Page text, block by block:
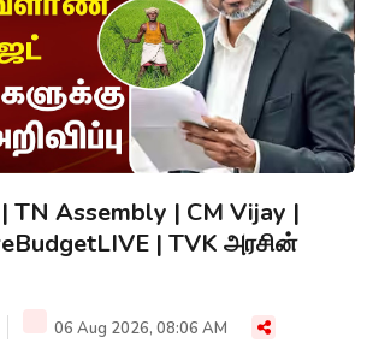
TN Assembly | CM Vijay |
| TVK அரசின்
06 Aug 2026, 08:06 AM